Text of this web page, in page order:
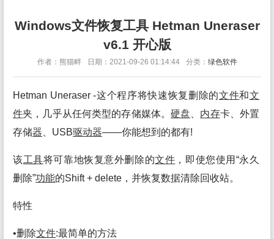
Windows文件恢复工具 Hetman Uneraser
v6.1 开心版
作者：熊猫畔 日期：2021-09-26 01:14:44 分类： 绿色软件
Hetman Uneraser -这个程序将快速恢复删除的文件和文
件夹，几乎从任何类型的存储媒体。 硬盘 内存卡、外置
存储器 、USB驱动器——你能想到的都有!
该工具将可靠地恢复意外删除的文件 ，即使您使用“永久
删除”功能的Shift + delete，并恢复数据清除回收站。
特性
•删除文件:最简单的方法